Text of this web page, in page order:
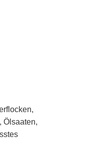
Ölsaaten,